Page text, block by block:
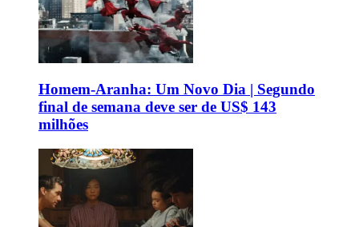
Homem-Aranha: Um Novo Dia | Segundo
final de semana deve ser de US$ 143
milhões